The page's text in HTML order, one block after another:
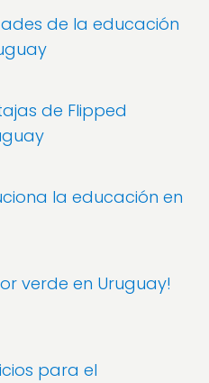
de la educación
de Flipped
la educación en
verde en Uruguay!
para el